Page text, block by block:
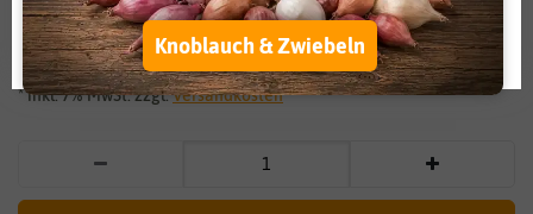
2,29 €
*
* inkl. 7% MwSt. zzgl.Versandkosten
Auswahl akzeptieren
Knoblauch & Zwiebeln